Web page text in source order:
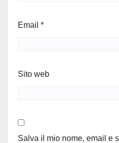
Email *
Sito web
Salva il mio nome, email e